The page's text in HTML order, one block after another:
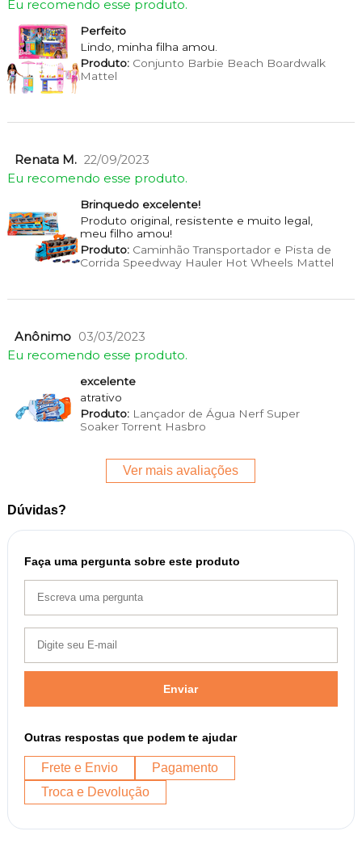
Eu recomendo esse produto.
Perfeito
Lindo, minha filha amou.
Produto:Conjunto Barbie Beach Boardwalk
Mattel
Renata M. 22/09/2023
Eu recomendo esse produto.
Brinquedo excelente!
Produto original, resistente e muito legal,
meu filho amou!
Produto:Caminhão Transportador e Pista de
Corrida Speedway Hauler Hot Wheels Mattel
Anônimo 03/03/2023
Eu recomendo esse produto.
excelente
atrativo
Produto:Lançador de Água Nerf Super
Soaker Torrent Hasbro
Ver mais avaliações
Dúvidas?
Faça uma pergunta sobre este produto
Enviar
Outras respostas que podem te ajudar
Frete e Envio
Pagamento
Troca e Devolução